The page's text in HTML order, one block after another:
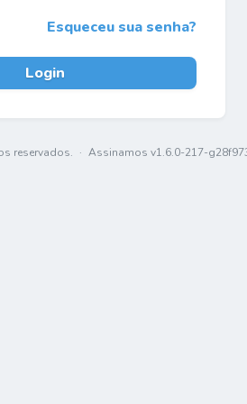
Esqueceu sua senha?
Login
reservados. · Assinamos v1.6.0-217-